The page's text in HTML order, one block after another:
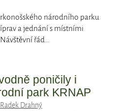
národního parku
a jednání s místními
řád…
poničily i
park KRNAP
Drahný